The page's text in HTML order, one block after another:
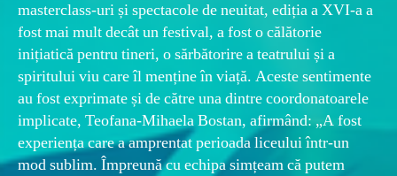
masterclass-uri și spectacole de neuitat, ediția a XVI-a a
fost mai mult decât un festival, a fost o călătorie
inițiatică pentru tineri, o sărbătorire a teatrului și a
spiritului viu care îl menține în viață. Aceste sentimente
au fost exprimate și de către una dintre coordonatoarele
implicate, Teofana-Mihaela Bostan, afirmând: „A fost
experiența care a amprentat perioada liceului într-un
mod sublim. Împreună cu echipa simțeam că putem